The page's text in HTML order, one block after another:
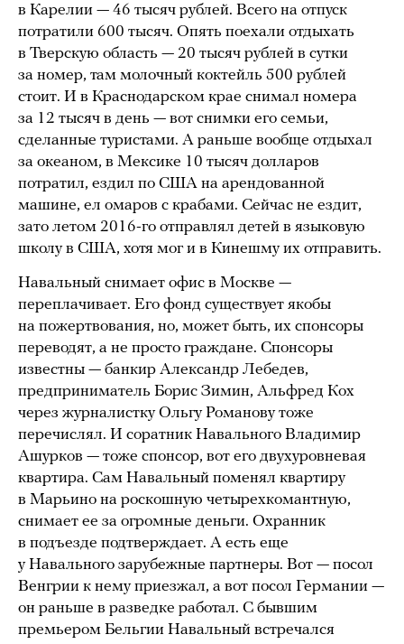
в Карелии — 46 тысяч рублей. Всего на отпуск
потратили 600 тысяч. Опять поехали отдыхать
в Тверскую область — 20 тысяч рублей в сутки
за номер, там молочный коктейль 500 рублей
стоит. И в Краснодарском крае снимал номера
за 12 тысяч в день — вот снимки его семьи,
сделанные туристами. А раньше вообще отдыхал
за океаном, в Мексике 10 тысяч долларов
потратил, ездил по США на арендованной
машине, ел омаров с крабами. Сейчас не ездит,
зато летом 2016-го отправлял детей в языковую
школу в США, хотя мог и в Кинешму их отправить.
Навальный снимает офис в Москве —
переплачивает. Его фонд существует якобы
на пожертвования, но, может быть, их спонсоры
переводят, а не просто граждане. Спонсоры
известны — банкир Александр Лебедев,
предприниматель Борис Зимин, Альфред Кох
через журналистку Ольгу Романову тоже
перечислял. И соратник Навального Владимир
Ашурков — тоже спонсор, вот его двухуровневая
квартира. Сам Навальный поменял квартиру
в Марьино на роскошную четырехкомантную,
снимает ее за огромные деньги. Охранник
в подъезде подтверждает. А есть еще
у Навального зарубежные партнеры. Вот — посол
Венгрии к нему приезжал, а вот посол Германии —
он раньше в разведке работал. С бывшим
премьером Бельгии Навальный встречался